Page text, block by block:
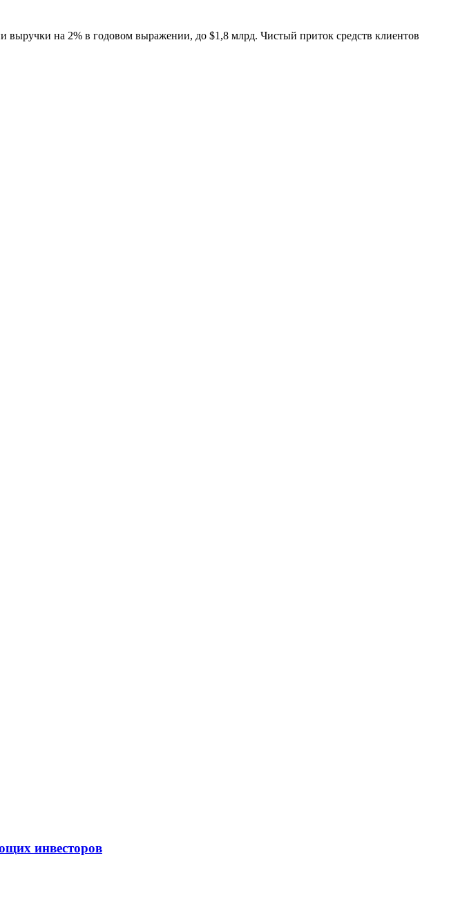
выручки на 2% в годовом выражении, до $1,8 млрд. Чистый приток средств клиентов
инвесторов